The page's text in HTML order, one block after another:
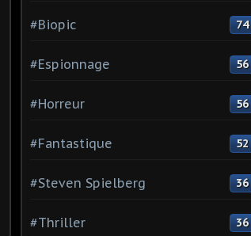
#Biopic 74
#Espionnage 56
#Horreur 56
#Fantastique 52
#Steven Spielberg 36
#Thriller 36